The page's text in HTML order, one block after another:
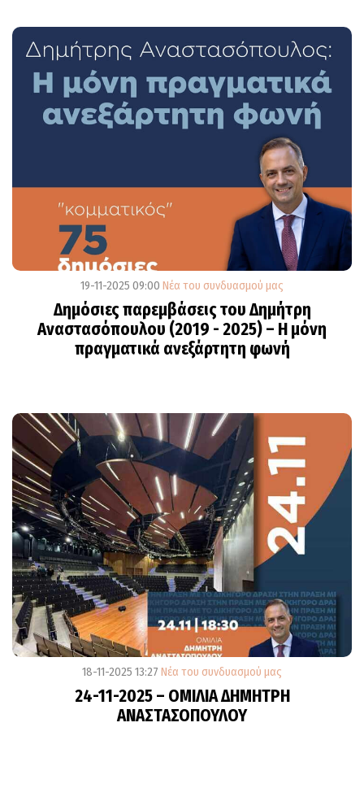
19-11-2025 09:00 Νέα του συνδυασμού μας
Δημόσιες παρεμβάσεις του Δημήτρη
Αναστασόπουλου (2019 - 2025) – Η μόνη
πραγματικά ανεξάρτητη φωνή
18-11-2025 13:27 Νέα του συνδυασμού μας
24-11-2025 – ΟΜΙΛΙΑ ΔΗΜΗΤΡΗ
ΑΝΑΣΤΑΣΟΠΟΥΛΟΥ